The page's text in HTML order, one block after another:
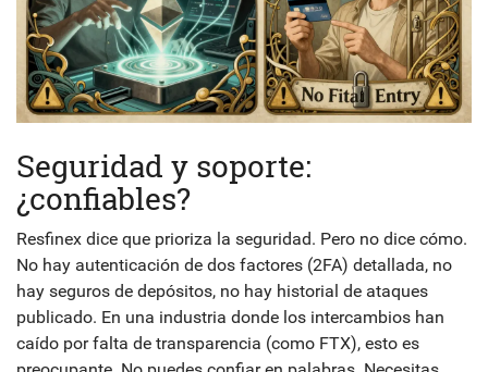
Seguridad y soporte:
¿confiables?
Resfinex dice que prioriza la seguridad. Pero no dice cómo.
No hay autenticación de dos factores (2FA) detallada, no
hay seguros de depósitos, no hay historial de ataques
publicado. En una industria donde los intercambios han
caído por falta de transparencia (como FTX), esto es